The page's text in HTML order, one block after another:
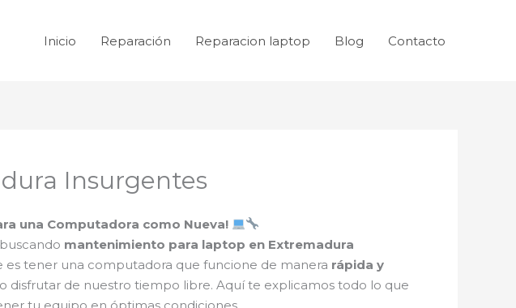
Inicio Reparación Reparacion laptop Blog Contacto
Insurgentes
una Computadora como Nueva!
mantenimiento para laptop en Extremadura
es tener una computadora que funcione de manera rápida y
disfrutar de nuestro tiempo libre. Aquí te explicamos todo lo que
tu equipo en óptimas condiciones.